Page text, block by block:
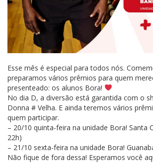
Esse mês é especial para todos nós.
preparamos vários prêmios para quem
presenteado: os alunos Bora!
No dia D, a diversão está garantida com o
Donna # Velha. E ainda teremos vários
quem participar.
– 20/10 quinta-feira na unidade Bora! Santa
22h)
– 21/10 sexta-feira na unidade Bora!
Não fique de fora dessa! Esperamos você